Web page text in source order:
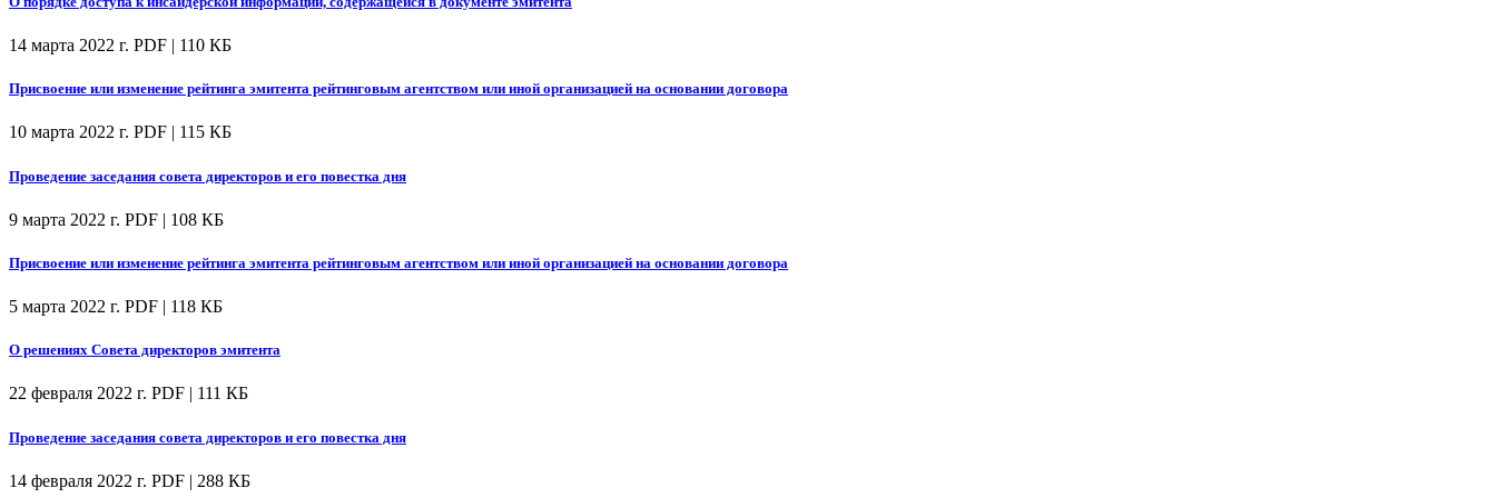
14 марта 2022 г. PDF | 110 КБ
Присвоение или изменение рейтинга эмитента рейтинговым агентством или иной организацией на основании договора
10 марта 2022 г. PDF | 115 КБ
Проведение заседания совета директоров и его повестка дня
9 марта 2022 г. PDF | 108 КБ
Присвоение или изменение рейтинга эмитента рейтинговым агентством или иной организацией на основании договора
5 марта 2022 г. PDF | 118 КБ
О решениях Совета директоров эмитента
22 февраля 2022 г. PDF | 111 КБ
Проведение заседания совета директоров и его повестка дня
14 февраля 2022 г. PDF | 288 КБ